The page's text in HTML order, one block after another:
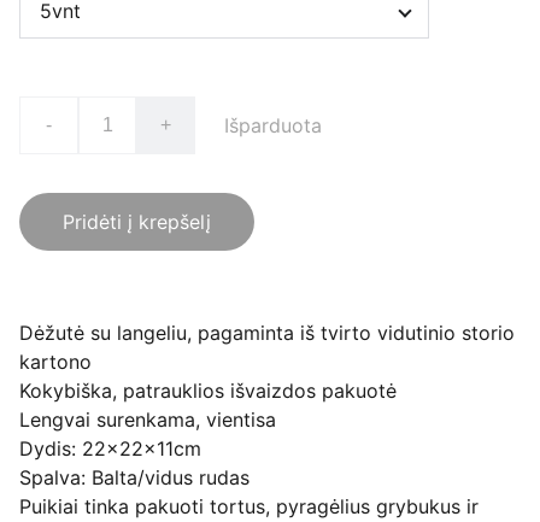
- + Išparduota
Pridėti į krepšelį
Dėžutė su langeliu, pagaminta iš tvirto vidutinio storio
kartono
Kokybiška, patrauklios išvaizdos pakuotė
Lengvai surenkama, vientisa
Dydis: 22x22x11cm
Spalva: Balta/vidus rudas
Puikiai tinka pakuoti tortus, pyragėlius grybukus ir